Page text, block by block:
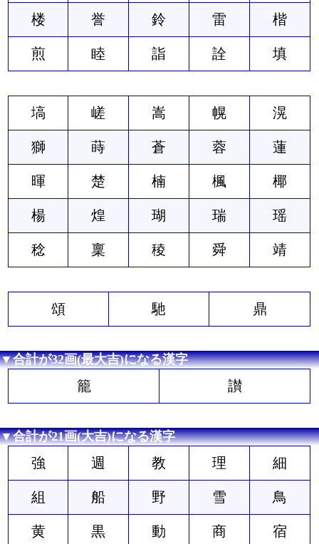
楼 誉 鈴 雷 楷
煎 睦 詣 詮 填
塙 嵯 嵩 幌 滉
獅 蒔 蒼 蓉 蓮
暉 楚 楠 楓 椰
楊 煌 瑚 瑞 瑶
稔 稟 稜 舜 靖
頌 馳 鼎
▼合計が32画(最大吉)になる漢字
籠 讃
▼合計が21画(大吉)になる漢字
強 週 教 理 細
組 船 野 雪 鳥
黄 黒 動 商 宿